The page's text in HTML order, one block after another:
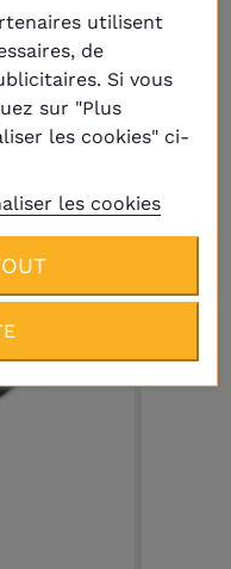
2 Laperti
utilisent
de
Si vous
sur "Plus
les cookies" ci-
les cookies